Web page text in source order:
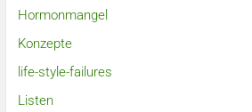
Hormonmangel
Konzepte
life-style-failures
Listen